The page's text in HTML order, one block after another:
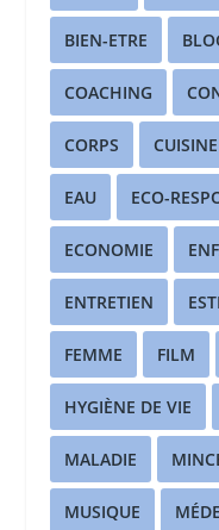
BIEN-ETRE
COACHING
CORPS CUISINE
EAU ECO-
ECONOMIE
ENTRETIEN
FEMME FILM
HYGIÈNE DE VIE
MALADIE
MUSIQUE